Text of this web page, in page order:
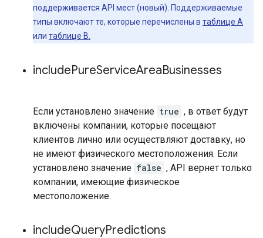
поддерживается API мест (новый). Поддерживаемые
типы включают те, которые перечислены в таблице A
или таблице B.
includePureServiceAreaBusinesses
Если установлено значение true , в ответ будут
включены компании, которые посещают
клиентов лично или осуществляют доставку, но
не имеют физического местоположения. Если
установлено значение false , API вернет только
компании, имеющие физическое
местоположение.
includeQueryPredictions